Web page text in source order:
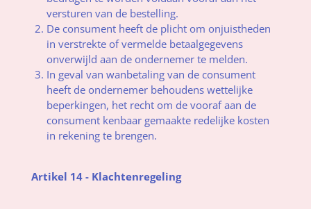
versturen van de bestelling.
De consument heeft de plicht om onjuistheden
in verstrekte of vermelde betaalgegevens
onverwijld aan de ondernemer te melden.
In geval van wanbetaling van de consument
heeft de ondernemer behoudens wettelijke
beperkingen, het recht om de vooraf aan de
consument kenbaar gemaakte redelijke kosten
in rekening te brengen.
Artikel 14 - Klachtenregeling